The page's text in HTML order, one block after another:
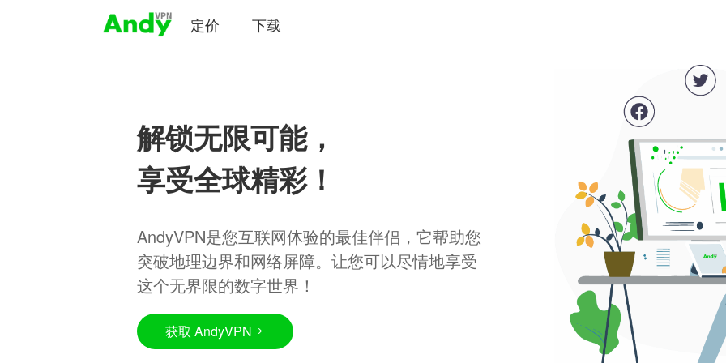
定价 下载
解锁无限可能，
享受全球精彩！
AndyVPN是您互联网体验的最佳伴侣，它帮助您
突破地理边界和网络屏障。让您可以尽情地享受
这个无界限的数字世界！
获取 AndyVPN